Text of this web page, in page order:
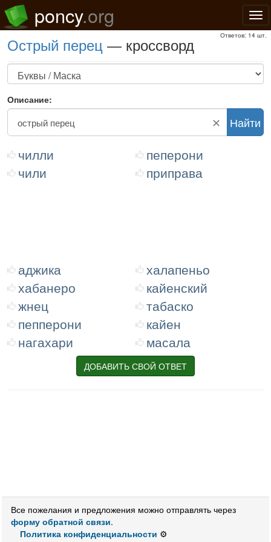
poncy.org
острый перец — кроссворд
Ответов: 14 шт.
чилли
пеперони
чили
приправа
аджика
халапеньо
хабанеро
кайенский
жнец
табаско
пепперони
кайен
нагахари
масала
Описание:
✕ Найти
ДОБАВИТЬ СВОЙ ОТВЕТ
Все пожелания и предложения можно отправлять через
форму обратной связи.
Политика конфиденциальности ⚙️